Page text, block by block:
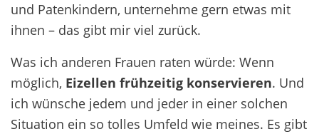
und Patenkindern, unternehme gern etwas mit
ihnen – das gibt mir viel zurück.
Was ich anderen Frauen raten würde: Wenn
möglich, Eizellen frühzeitig konservieren. Und
ich wünsche jedem und jeder in einer solchen
Situation ein so tolles Umfeld wie meines. Es gibt